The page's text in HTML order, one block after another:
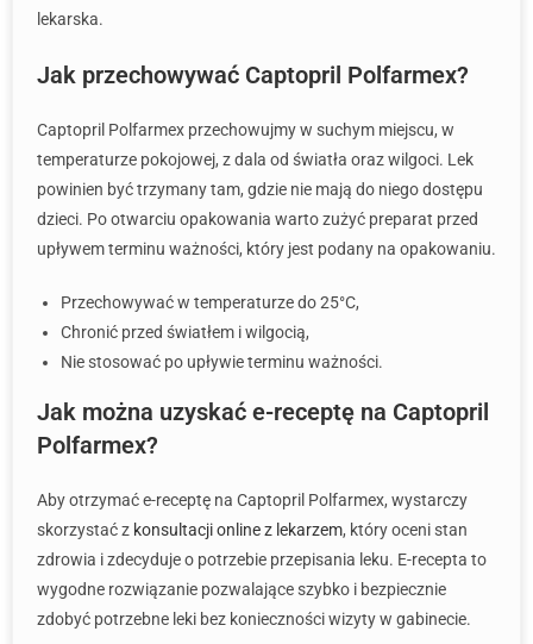
lekarska.
Jak przechowywać Captopril Polfarmex?
Captopril Polfarmex przechowujmy w suchym miejscu, w
temperaturze pokojowej, z dala od światła oraz wilgoci. Lek
powinien być trzymany tam, gdzie nie mają do niego dostępu
dzieci. Po otwarciu opakowania warto zużyć preparat przed
upływem terminu ważności, który jest podany na opakowaniu.
Przechowywać w temperaturze do 25°C,
Chronić przed światłem i wilgocią,
Nie stosować po upływie terminu ważności.
Jak można uzyskać e-receptę na Captopril
Polfarmex?
Aby otrzymać e-receptę na Captopril Polfarmex, wystarczy
skorzystać z konsultacji online z lekarzem, który oceni stan
zdrowia i zdecyduje o potrzebie przepisania leku. E-recepta to
wygodne rozwiązanie pozwalające szybko i bezpiecznie
zdobyć potrzebne leki bez konieczności wizyty w gabinecie.